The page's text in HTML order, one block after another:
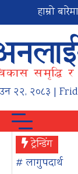
हाम्रो बारेमा
२२, २०८३ |
ट्रेन्डिंग
# लागुपदार्थ